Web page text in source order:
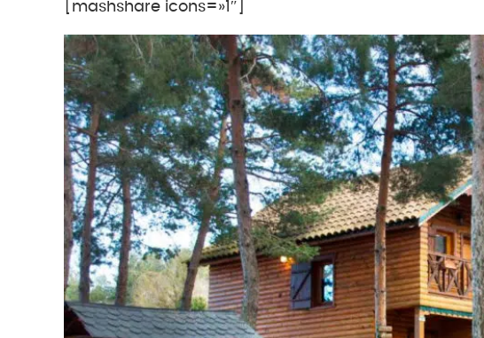
[mashshare icons=»1″]